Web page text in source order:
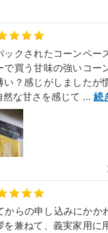
ックされたコーンペー
で買う甘味の強いコー
い？感じがしましたが
然な甘さを感じて ... 続
からの申し込みにかか
を兼ねて、義実家用に